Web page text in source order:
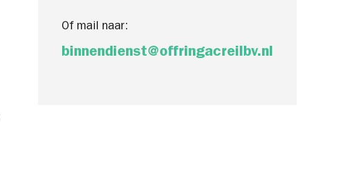
Of mail naar:
binnendienst@offringacreilbv.nl